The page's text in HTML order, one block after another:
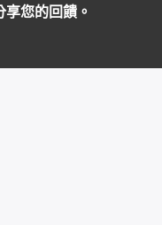
您的回饋。